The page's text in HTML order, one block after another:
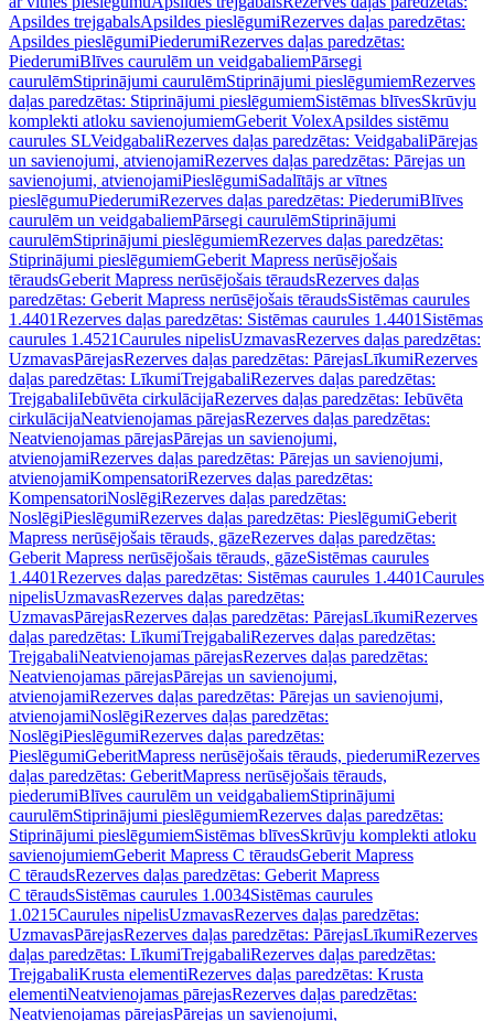
Apsildes trejgabalsApsildes pieslēgumiRezerves daļas paredzētas:
Apsildes pieslēgumiPiederumiRezerves daļas paredzētas:
PiederumiBlīves caurulēm un veidgabaliemPārsegi
caurulēmStiprinājumi caurulēmStiprinājumi pieslēgumiemRezerves
daļas paredzētas: Stiprinājumi pieslēgumiemSistēmas blīvesSkrūvju
komplekti atloku savienojumiemGeberit VolexApsildes sistēmu
caurules SLVeidgabaliRezerves daļas paredzētas: VeidgabaliPārejas
un savienojumi, atvienojamiRezerves daļas paredzētas: Pārejas un
savienojumi, atvienojamiPieslēgumiSadalītājs ar vītnes
pieslēgumuPiederumiRezerves daļas paredzētas: PiederumiBlīves
caurulēm un veidgabaliemPārsegi caurulēmStiprinājumi
caurulēmStiprinājumi pieslēgumiemRezerves daļas paredzētas:
Stiprinājumi pieslēgumiemGeberit Mapress nerūsējošais
tēraudsGeberit Mapress nerūsējošais tēraudsRezerves daļas
paredzētas: Geberit Mapress nerūsējošais tēraudsSistēmas caurules
1.4401Rezerves daļas paredzētas: Sistēmas caurules 1.4401 Sistēmas
caurules 1.4521Caurules nipelisUzmavasRezerves daļas paredzētas:
UzmavasPārejasRezerves daļas paredzētas: PārejasLīkumiRezerves
daļas paredzētas: LīkumiTrejgabaliRezerves daļas paredzētas:
TrejgabaliIebūvēta cirkulācijaRezerves daļas paredzētas: Iebūvēta
cirkulācijaNeatvienojamas pārejasRezerves daļas paredzētas:
Neatvienojamas pārejasPārejas un savienojumi,
atvienojamiRezerves daļas paredzētas: Pārejas un savienojumi,
atvienojamiKompensatoriRezerves daļas paredzētas:
KompensatoriNoslēgiRezerves daļas paredzētas:
NoslēgiPieslēgumiRezerves daļas paredzētas: PieslēgumiGeberit
Mapress nerūsējošais tērauds, gāzeRezerves daļas paredzētas:
Geberit Mapress nerūsējošais tērauds, gāzeSistēmas caurules
1.4401Rezerves daļas paredzētas: Sistēmas caurules 1.4401Caurules
nipelisUzmavasRezerves daļas paredzētas:
UzmavasPārejasRezerves daļas paredzētas: PārejasLīkumiRezerves
daļas paredzētas: LīkumiTrejgabaliRezerves daļas paredzētas:
TrejgabaliNeatvienojamas pārejasRezerves daļas paredzētas:
Neatvienojamas pārejasPārejas un savienojumi,
atvienojamiRezerves daļas paredzētas: Pārejas un savienojumi,
atvienojamiNoslēgiRezerves daļas paredzētas:
NoslēgiPieslēgumiRezerves daļas paredzētas:
PieslēgumiGeberitMapress nerūsējošais tērauds, piederumiRezerves
daļas paredzētas: GeberitMapress nerūsējošais tērauds,
piederumiBlīves caurulēm un veidgabaliemStiprinājumi
caurulēmStiprinājumi pieslēgumiemRezerves daļas paredzētas:
Stiprinājumi pieslēgumiemSistēmas blīvesSkrūvju komplekti atloku
savienojumiemGeberit Mapress C tēraudsGeberit Mapress
C tēraudsRezerves daļas paredzētas: Geberit Mapress
C tēraudsSistēmas caurules 1.0034Sistēmas caurules
1.0215Caurules nipelisUzmavasRezerves daļas paredzētas:
UzmavasPārejasRezerves daļas paredzētas: PārejasLīkumiRezerves
daļas paredzētas: LīkumiTrejgabaliRezerves daļas paredzētas:
TrejgabaliKrusta elementiRezerves daļas paredzētas: Krusta
elementiNeatvienojamas pārejasRezerves daļas paredzētas:
Neatvienojamas pārejasPārejas un savienojumi,